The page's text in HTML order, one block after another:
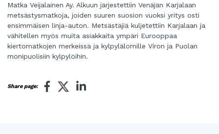
Matka Veijalainen Ay. Alkuun järjestettiin Venäjän Karjalaan
metsästysmatkoja, joiden suuren suosion vuoksi yritys osti
ensimmäisen linja-auton. Metsästäjiä kuljetettiin Karjalaan ja
vähitellen myös muita asiakkaita ympäri Eurooppaa
kiertomatkojen merkeissä ja kylpylälomille Viron ja Puolan
monipuolisiin kylpylöihin.
Share page: